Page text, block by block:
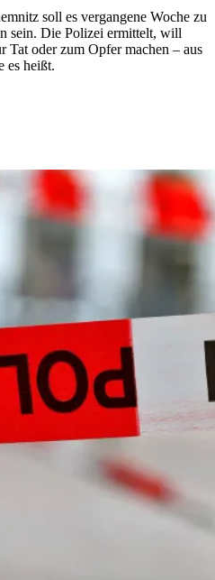
soll es vergangene Woche zu
sein. Die Polizei ermittelt, will
Tat oder zum Opfer machen – aus
es heißt.